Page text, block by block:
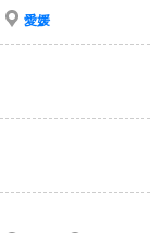
愛媛